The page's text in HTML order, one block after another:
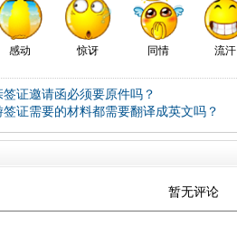
感动 惊讶 同情 流汗
证邀请函必须要原件吗？
签证需要的材料都需要翻译成英文吗？
暂无评论